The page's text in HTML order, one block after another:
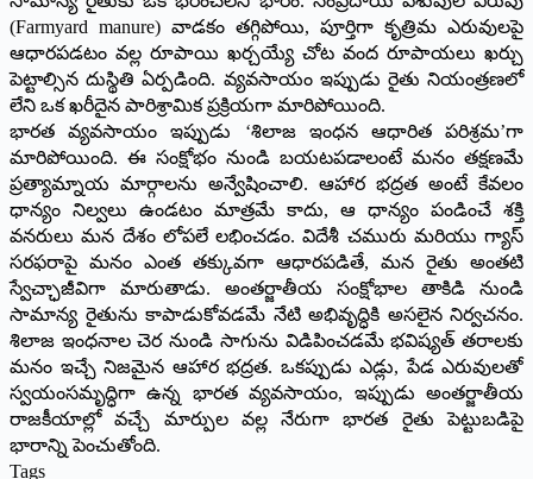
(Farmyard manure) వాడకం తగ్గిపోయి, పూర్తిగా కృత్రిమ ఎరువులపై
ఆధారపడటం వల్ల రూపాయి ఖర్చయ్యే చోట వంద రూపాయలు ఖర్చు
పెట్టాల్సిన దుస్థితి ఏర్పడింది. వ్యవసాయం ఇప్పుడు రైతు నియంత్రణలో
లేని ఒక ఖరీదైన పారిశ్రామిక ప్రక్రియగా మారిపోయింది.
​భారత వ్యవసాయం ఇప్పుడు ‘శిలాజ ఇంధన ఆధారిత పరిశ్రమ’గా
మారిపోయింది. ఈ సంక్షోభం నుండి బయటపడాలంటే మనం తక్షణమే
ప్రత్యామ్నాయ మార్గాలను అన్వేషించాలి. ఆహార భద్రత అంటే కేవలం
ధాన్యం నిల్వలు ఉండటం మాత్రమే కాదు, ఆ ధాన్యం పండించే శక్తి
వనరులు మన దేశం లోపలే లభించడం. విదేశీ చమురు మరియు గ్యాస్
సరఫరాపై మనం ఎంత తక్కువగా ఆధారపడితే, మన రైతు అంతటి
స్వేచ్ఛాజీవిగా మారుతాడు. అంతర్జాతీయ సంక్షోభాల తాకిడి నుండి
సామాన్య రైతును కాపాడుకోవడమే నేటి అభివృద్ధికి అసలైన నిర్వచనం.
శిలాజ ఇంధనాల చెర నుండి సాగును విడిపించడమే భవిష్యత్ తరాలకు
మనం ఇచ్చే నిజమైన ఆహార భద్రత. ఒకప్పుడు ఎడ్లు, పేడ ఎరువులతో
స్వయంసమృద్ధిగా ఉన్న భారత వ్యవసాయం, ఇప్పుడు అంతర్జాతీయ
రాజకీయాల్లో వచ్చే మార్పుల వల్ల నేరుగా భారత రైతు పెట్టుబడిపై
భారాన్ని పెంచుతోంది.
Tags